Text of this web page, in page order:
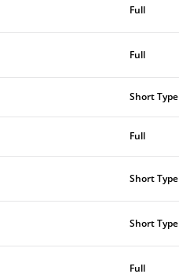
Full
Full
Short Type
Full
Short Type
Short Type
Full